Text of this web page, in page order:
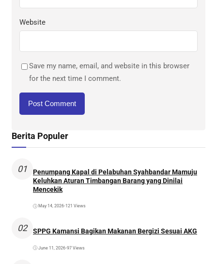
Website
Save my name, email, and website in this browser
for the next time I comment.
Berita Populer
01
Penumpang Kapal di Pelabuhan Syahbandar Mamuju
Keluhkan Aturan Timbangan Barang yang Dinilai
Mencekik
May 14, 2026•121 Views
02 SPPG Kamansi Bagikan Makanan Bergizi Sesuai AKG
June 11, 2026•97 Views